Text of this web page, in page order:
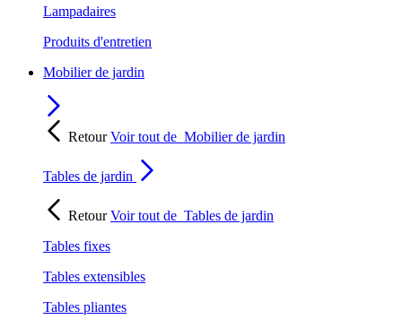
Lampadaires
Produits d'entretien
Mobilier de jardin
RetourVoir tout de Mobilier de jardin
Tables de jardin
RetourVoir tout de Tables de jardin
Tables fixes
Tables extensibles
Tables pliantes